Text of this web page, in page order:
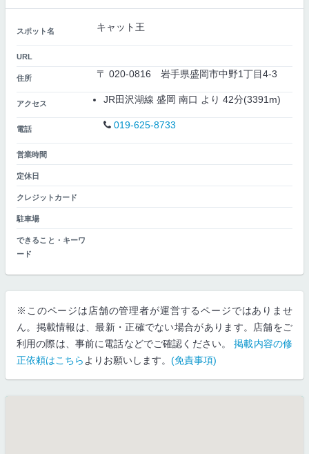
スポット名 キャット王
URL
住所 〒 020-0816 岩手県盛岡市中野1丁目4-3
アクセス JR田沢湖線 盛岡 南口 より 42分(3391m)
電話 019-625-8733
営業時間
定休日
クレジットカード
駐車場
できること・キーワ
ード
※このページは店舗の管理者が運営するページではありませ
ん。掲載情報は、最新・正確でない場合があります。店舗をご
利用の際は、事前に電話などでご確認ください。掲載内容の修
正依頼はこちら よりお願いします。 (免責事項)